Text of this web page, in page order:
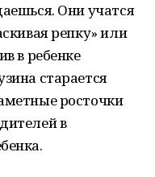
Они учатся
репку» или
в ребенке
старается
росточки
в